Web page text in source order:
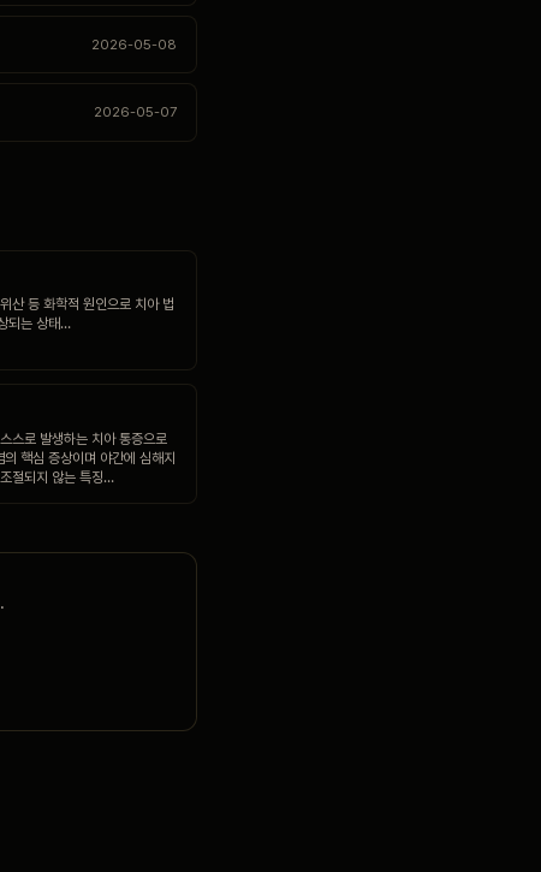
2026-05-08
2026-05-07
산 등 화학적 원인으로 치아 법
되는 상태…
스로 발생하는 치아 통증으로
의 핵심 증상이며 야간에 심해지
절되지 않는 특징…